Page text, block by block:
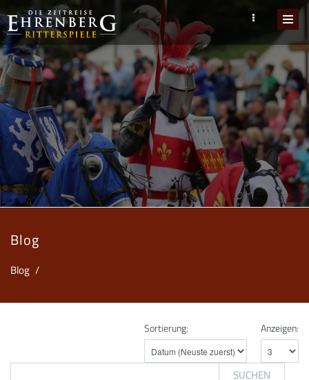
Blog
Blog /
Anzeigen:
Sortierung:
SUCHEN